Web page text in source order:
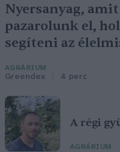
Nyersanyag,
pazarolunk el,
segíteni az
AGRÁRIUM
Greendex 4 perc
A régi
AGRÁRIUM